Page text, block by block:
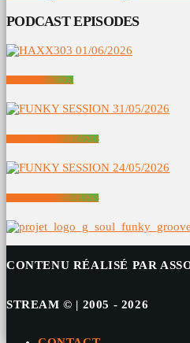
PODCAST EPISODES
HAXX303 01/06/2026
FUNKY SESSION 31/05/2026
FUNKY SESSION 24/05/2026
CONTENU RÉALISÉ PAR
STREAM © | 2005 - 2026